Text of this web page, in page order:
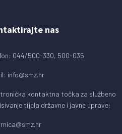
nas
044/500-330, 500-035
info@smz.hr
kontaktna točka za službeno
tijela državne i javne uprave: